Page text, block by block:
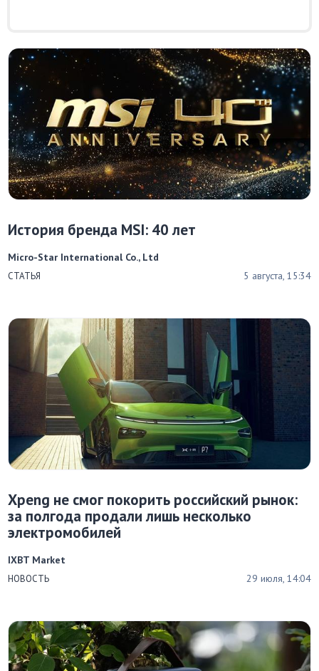
История бренда MSI: 40 лет
СТАТЬЯ 5 августа, 15:34
Micro-Star International Co., Ltd
Xpeng не смог покорить российский рынок:
за полгода продали лишь несколько
электромобилей
НОВОСТЬ 29 июля, 14:04
IXBT Market